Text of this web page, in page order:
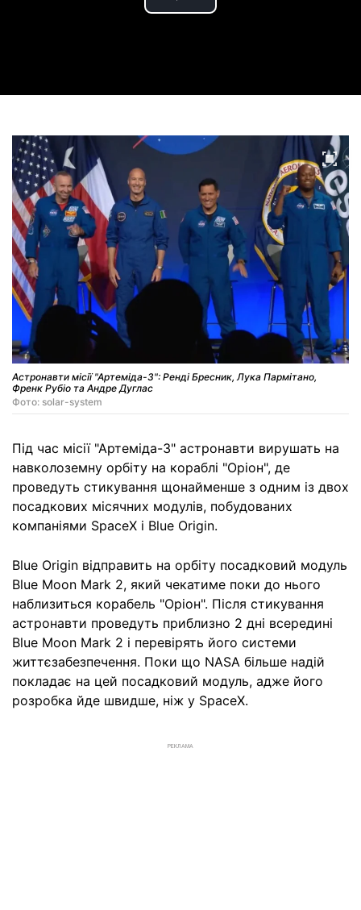
Play
Астронавти місії "Артеміда-3": Ренді Бресник, Лука Пармітано,
Френк Рубіо та Андре Дуглас
Фото: solar-system
Під час місії "Артеміда-3" астронавти вирушать на
навколоземну орбіту на кораблі "Оріон", де
проведуть стикування щонайменше з одним із двох
посадкових місячних модулів, побудованих
компаніями SpaceX і Blue Origin.
Blue Origin відправить на орбіту посадковий модуль
Blue Moon Mark 2, який чекатиме поки до нього
наблизиться корабель "Оріон". Після стикування
астронавти проведуть приблизно 2 дні всередині
Blue Moon Mark 2 і перевірять його системи
життєзабезпечення. Поки що NASA більше надій
покладає на цей посадковий модуль, адже його
розробка йде швидше, ніж у SpaceX.
РЕКЛАМА